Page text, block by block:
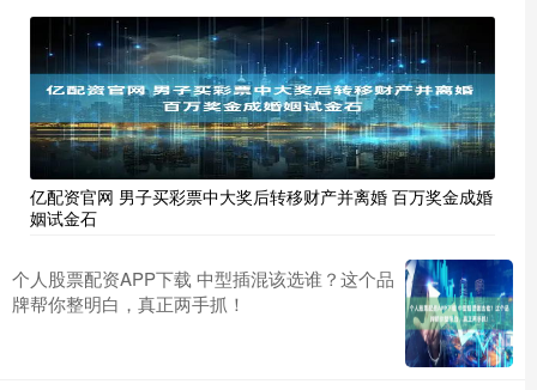
亿配资官网 男子买彩票中大奖后转移财产并离婚 百万奖金成婚
姻试金石
个人股票配资APP下载 中型插混该选谁？这个品
牌帮你整明白，真正两手抓！